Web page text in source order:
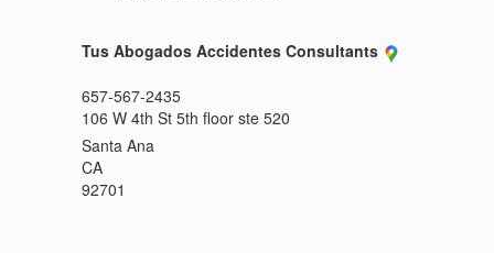
Tus Abogados Accidentes Consultants
657-567-2435
106 W 4th St 5th floor ste 520
Santa Ana
CA
92701